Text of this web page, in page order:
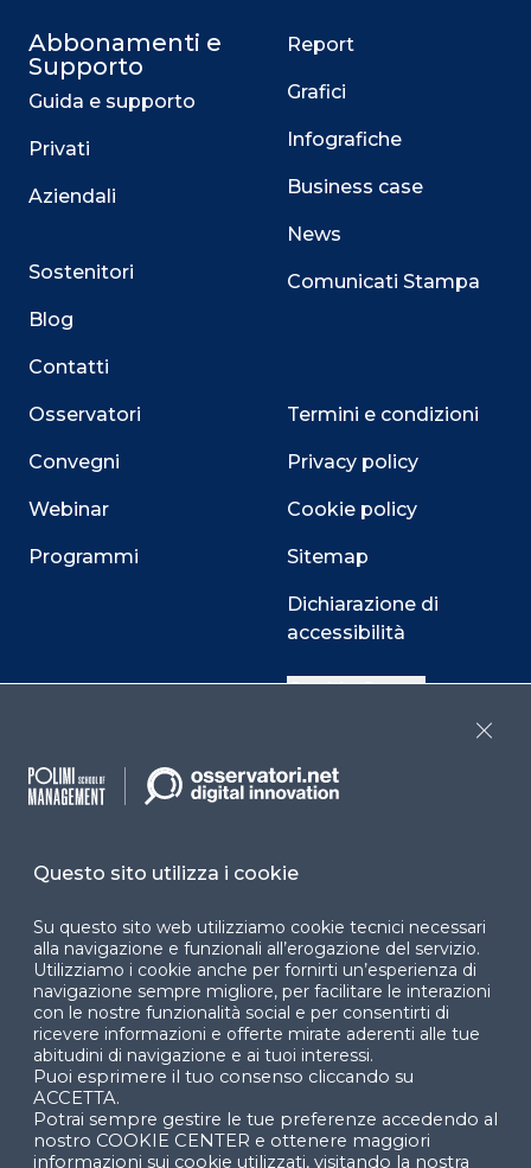
Abbonamenti e
Supporto
Guida e supporto
Privati
Aziendali
Sostenitori
Blog
Contatti
Osservatori
Convegni
Webinar
Programmi
Report
Grafici
Infografiche
Business case
News
Comunicati Stampa
Termini e condizioni
Privacy policy
Cookie policy
Sitemap
Dichiarazione di
accessibilità
Cookie Center
Facebook LinkedIn
© 2024 Copyright © Politecnico di Milano Dipartimento
di Ingegneria Gestionale
Questo sito utilizza i cookie
Su questo sito web utilizziamo cookie tecnici necessari
alla navigazione e funzionali all’erogazione del servizio.
Utilizziamo i cookie anche per fornirti un’esperienza di
navigazione sempre migliore, per facilitare le interazioni
con le nostre funzionalità social e per consentirti di
ricevere informazioni e offerte mirate aderenti alle tue
abitudini di navigazione e ai tuoi interessi.
Puoi esprimere il tuo consenso cliccando su
ACCETTA.
Potrai sempre gestire le tue preferenze accedendo al
nostro COOKIE CENTER e ottenere maggiori
informazioni sui cookie utilizzati, visitando la nostra